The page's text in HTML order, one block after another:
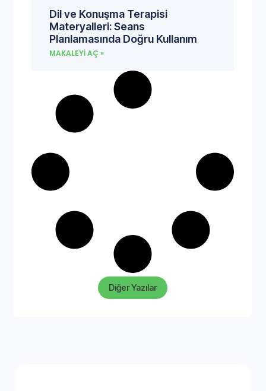
Dil ve Konuşma Terapisi
Materyalleri: Seans
Planlamasında Doğru Kullanım
MAKALEYI AÇ »
Diğer Yazılar